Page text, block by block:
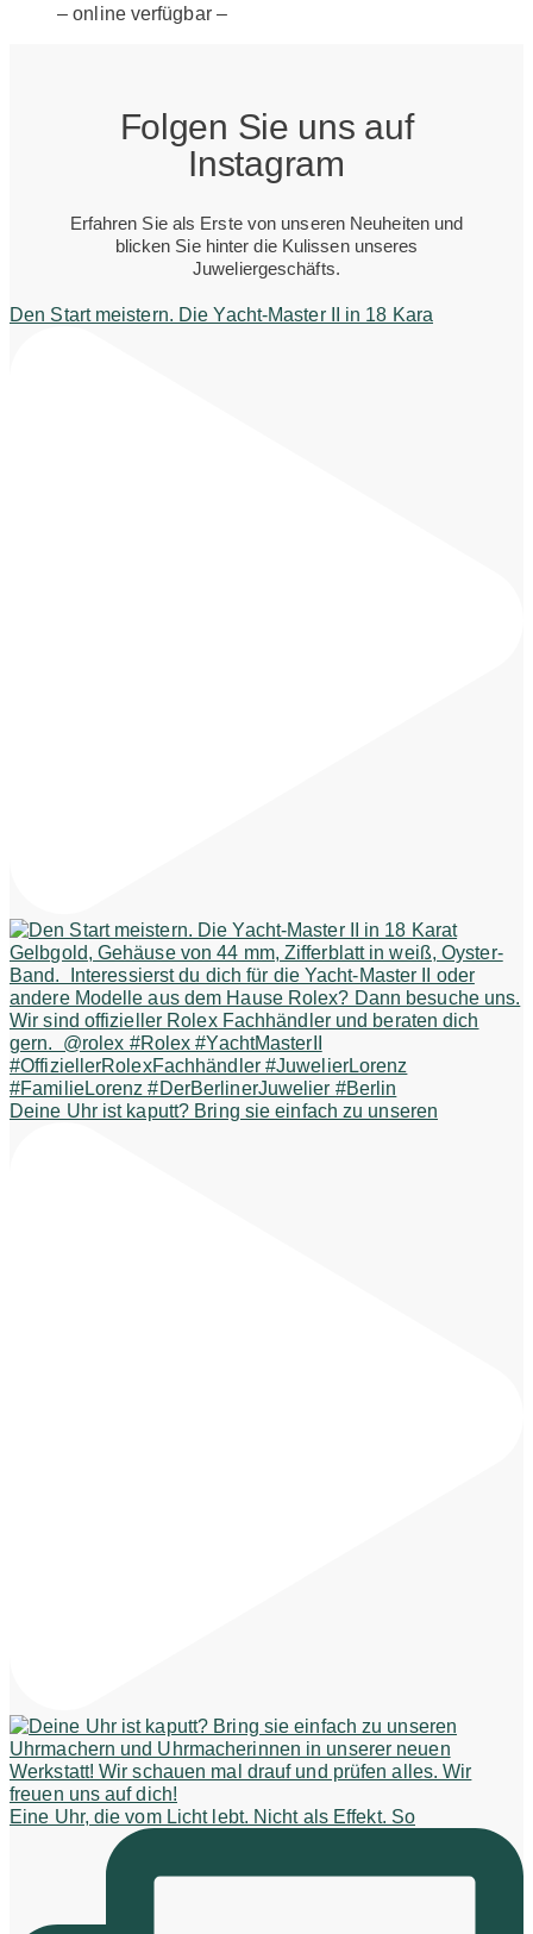
– online verfügbar –
Folgen Sie uns auf
Instagram
Erfahren Sie als Erste von unseren Neuheiten und
blicken Sie hinter die Kulissen unseres
Juweliergeschäfts.
Den Start meistern. Die Yacht-Master II in 18 Kara
Deine Uhr ist kaputt? Bring sie einfach zu unseren
Eine Uhr, die vom Licht lebt. Nicht als Effekt. So